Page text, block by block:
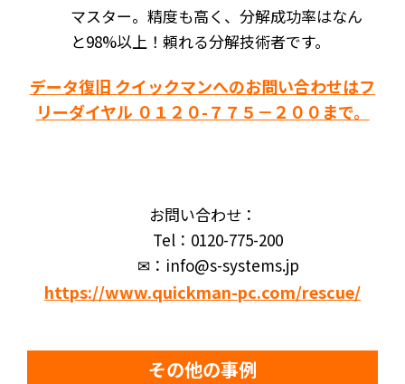
マスター。精度も高く、分解成功率はなん
と98%以上！頼れる分解技術者です。
データ復旧 クイックマンへのお問い合わせはフ
リーダイヤル ０１２０-７７５－２００まで。
お問い合わせ：
Tel：0120-775-200
✉：info@s-systems.jp
https://www.quickman-pc.com/rescue/
その他の事例